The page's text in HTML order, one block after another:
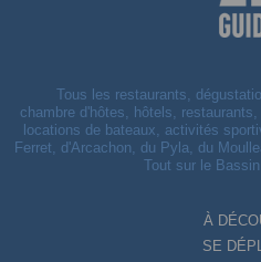
Tous les restaurants,
chambre d'hôtes, hôtels,
locations de bateaux, activités
Ferret, d'Arcachon, du Pyla, du
Tout sur le
À
SE